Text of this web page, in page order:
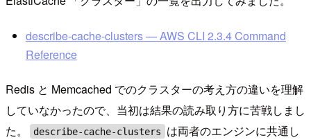
describe-cache-clusters — AWS CLI 2.3.4 Command
Reference
Redis と Memcached でのクラスターの考え方の違いを理解
していなかったので、当初は結果の読み取り方に苦戦しまし
た。
describe-cache-clusters
は両者のエンジンに共通し